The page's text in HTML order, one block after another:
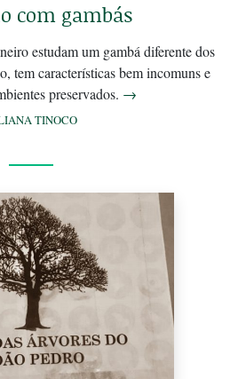
com gambás
estudam um gambá diferente dos
tem características bem incomuns e
preservados. →
TINOCO